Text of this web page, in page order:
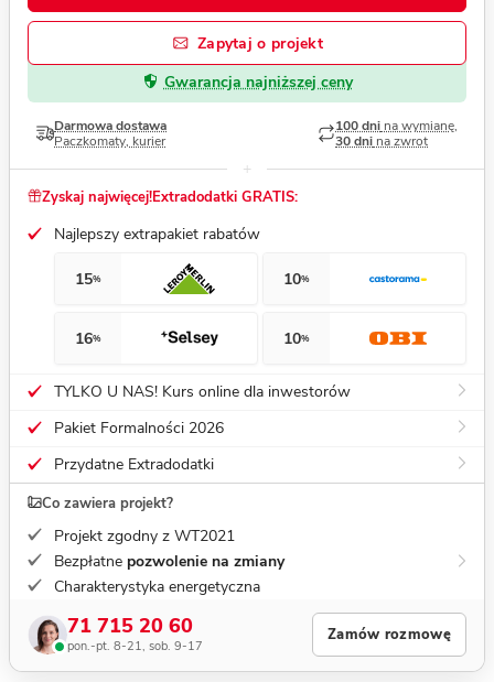
Zapytaj o projekt
Gwarancja najniższej ceny
Darmowa dostawa
Paczkomaty, kurier
100 dni na wymianę,
30 dni na zwrot
Zyskaj najwięcej!Extradodatki GRATIS:
Najlepszy extrapakiet rabatów
15% 10%
16% 10%
TYLKO U NAS! Kurs online dla inwestorów
Pakiet Formalności 2026
Przydatne Extradodatki
Co zawiera projekt?
Projekt zgodny z WT2021
Bezpłatne pozwolenie na zmiany
Charakterystyka energetyczna
71 715 20 60
pon.-pt. 8-21, sob. 9-17
Zamów rozmowę